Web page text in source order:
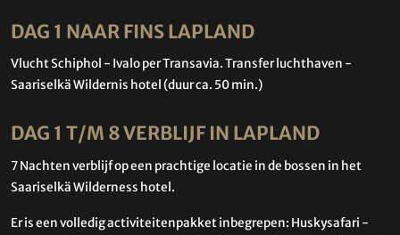
DAG 1 NAAR FINS LAPLAND
Vlucht Schiphol - Ivalo per Transavia. Transfer luchthaven -
Saariselkä Wildernis hotel (duur ca. 50 min.)
DAG 1 T/M 8 VERBLIJF IN LAPLAND
7 Nachten verblijf op een prachtige locatie in de bossen in het
Saariselkä Wilderness hotel.
Er is een volledig activiteitenpakket inbegrepen: Huskysafari -